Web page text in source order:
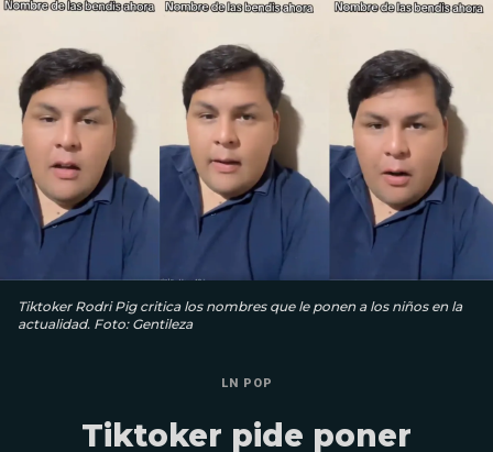
Tiktoker Rodri Pig critica los nombres que le ponen a los niños en la
actualidad. Foto: Gentileza
LN POP
Tiktoker pide poner